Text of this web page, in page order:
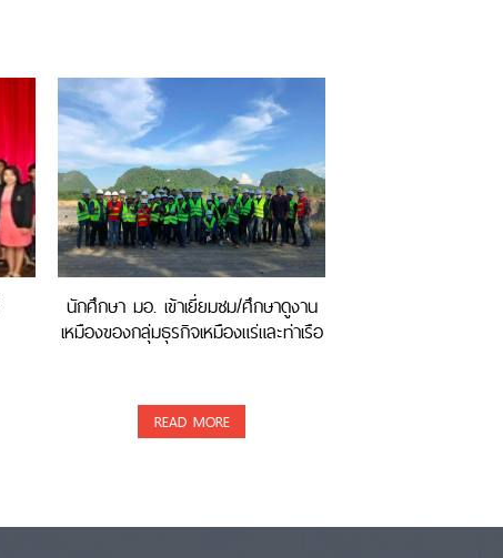
นักศึกษา มอ. เข้าเยี่ยมชม/ศึกษาดูงาน
เหมืองของกลุ่มธุรกิจเหมืองแร่และท่าเรือ
READ MORE